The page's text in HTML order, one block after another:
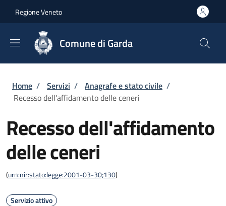
Regione Veneto
Comune di Garda
Briciole di pane
Home / Servizi / Anagrafe e stato civile /
Recesso dell'affidamento delle ceneri
Recesso dell'affidamento
delle ceneri
(urn:nir:stato:legge:2001-03-30;130)
Servizio attivo